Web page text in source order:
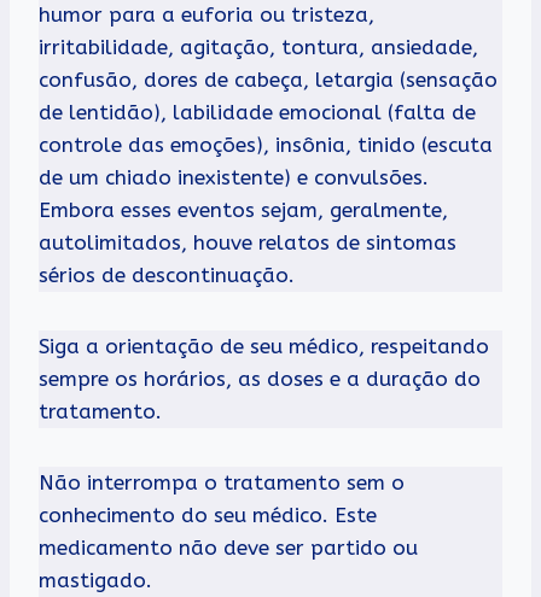
humor para a euforia ou tristeza,
irritabilidade, agitação, tontura, ansiedade,
confusão, dores de cabeça, letargia (sensação
de lentidão), labilidade emocional (falta de
controle das emoções), insônia, tinido (escuta
de um chiado inexistente) e convulsões.
Embora esses eventos sejam, geralmente,
autolimitados, houve relatos de sintomas
sérios de descontinuação.
Siga a orientação de seu médico, respeitando
sempre os horários, as doses e a duração do
tratamento.
Não interrompa o tratamento sem o
conhecimento do seu médico. Este
medicamento não deve ser partido ou
mastigado.